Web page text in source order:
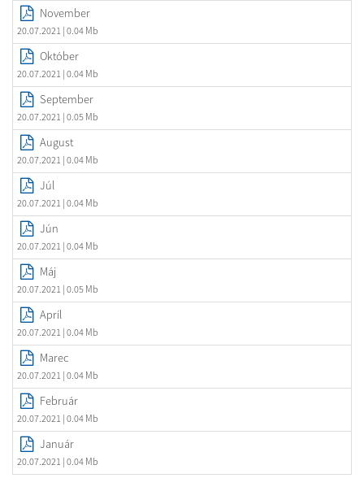
November
20.07.2021 | 0.04 Mb
Október
20.07.2021 | 0.04 Mb
September
20.07.2021 | 0.05 Mb
August
20.07.2021 | 0.04 Mb
Júl
20.07.2021 | 0.04 Mb
Jún
20.07.2021 | 0.04 Mb
Máj
20.07.2021 | 0.05 Mb
Apríl
20.07.2021 | 0.04 Mb
Marec
20.07.2021 | 0.04 Mb
Február
20.07.2021 | 0.04 Mb
Január
20.07.2021 | 0.04 Mb